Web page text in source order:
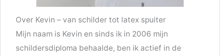
Over Kevin – van schilder tot latex spuiter
Mijn naam is Kevin en sinds ik in 2006 mijn
schildersdiploma behaalde, ben ik actief in de